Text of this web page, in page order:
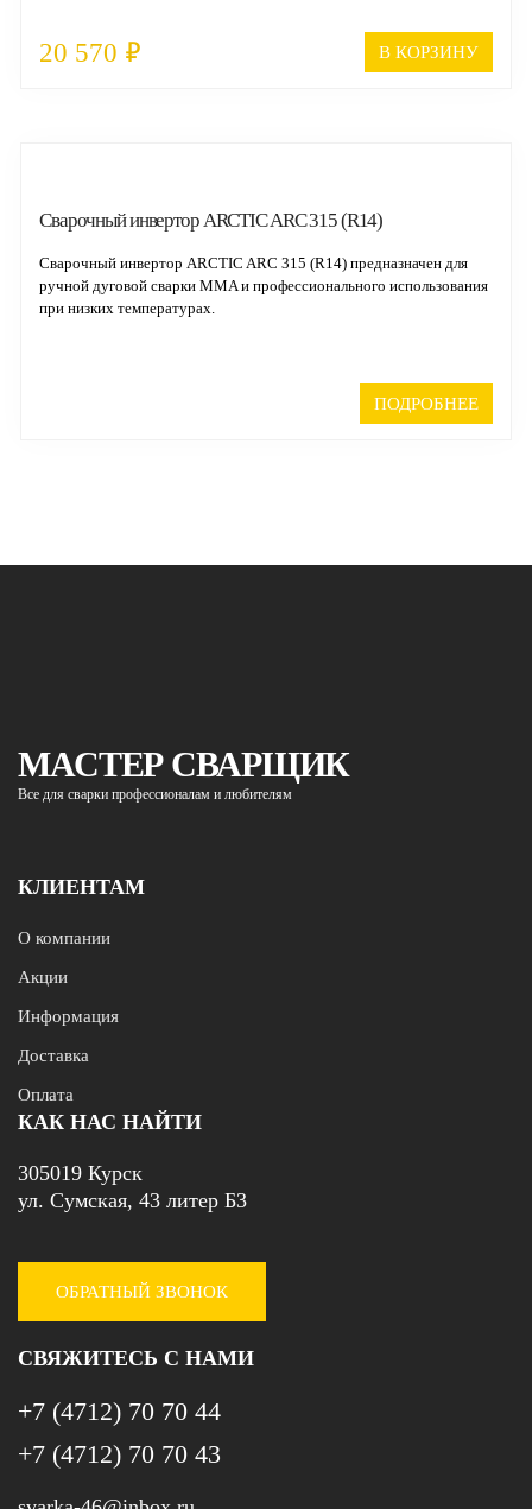
20 570 ₽ В КОРЗИНУ
Cварочный инвертор ARCTIC ARC 315 (R14)
Сварочный инвертор ARCTIC ARC 315 (R14) предназначен для
ручной дуговой сварки MMA и профессионального использования
при низких температурах.
ПОДРОБНЕЕ
МАСТЕР СВАРЩИК
Все для сварки профессионалам и любителям
КЛИЕНТАМ
О компании
Акции
Информация
Доставка
Оплата
КАК НАС НАЙТИ
305019 Курск
ул. Сумская, 43 литер Б3
ОБРАТНЫЙ ЗВОНОК
СВЯЖИТЕСЬ С НАМИ
+7 (4712) 70 70 44
+7 (4712) 70 70 43